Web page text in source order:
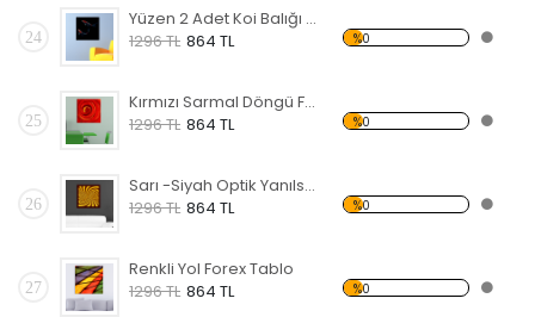
24
Yüzen 2 Adet Koi Balığı Forex Tablo
1296 TL 864 TL %0
25
Kırmızı Sarmal Döngü Forex Tablo
1296 TL 864 TL %0
26
Sarı -Siyah Optik Yanılsama Forex Tablo
1296 TL 864 TL %0
27
Renkli Yol Forex Tablo
1296 TL 864 TL %0